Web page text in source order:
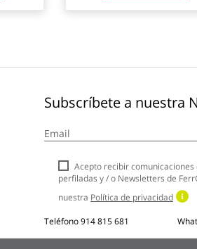
Subscríbete a nuestra
a
boletín
noticias:
Acepto recibir comunicaciones
perfiladas y / o Newsletters de
nuestra Política de privacidad
Teléfono914 815 681